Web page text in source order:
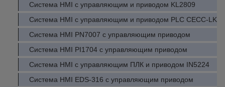
Система HMI с управляющим и приводом KL2809
Система HMI с управляющим и приводом PLC CECC-LK
Система HMI PN7007 с управляющим приводом
Система HMI PI1704 с управляющим приводом
Система HMI с управляющим ПЛК и приводом IN5224
Система HMI EDS-316 с управляющим приводом